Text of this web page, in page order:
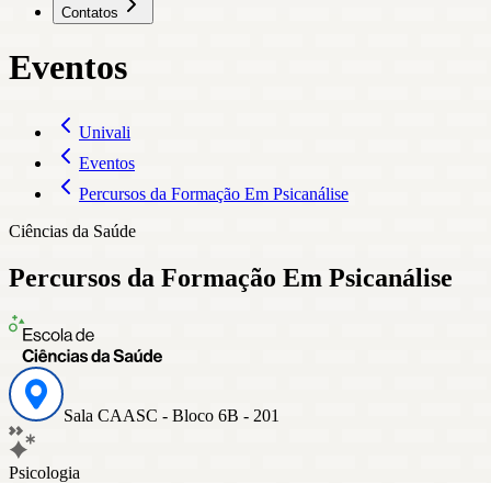
Contatos
Eventos
Univali
Eventos
Percursos da Formação Em Psicanálise
Ciências da Saúde
Percursos da Formação Em Psicanálise
Sala CAASC - Bloco 6B - 201
Psicologia